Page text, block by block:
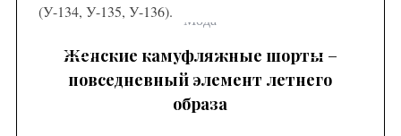
(У-134, У-135, У-136).
Мода
Женские камуфляжные шорты –
повседневный элемент летнего
образа